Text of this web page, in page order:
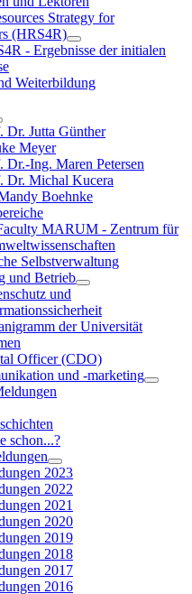
Strategy for
(HRS4R)
- Ergebnisse der initialen
Weiterbildung
Dr. Jutta Günther
Meyer
Dr.-Ing. Maren Petersen
Dr. Michal Kucera
Boehnke
MARUM - Zentrum für
Selbstverwaltung
und Betrieb
und
der Universität
Officer (CDO)
und -marketing
schon...?
2023
2022
2021
2020
2019
2018
2017
2016